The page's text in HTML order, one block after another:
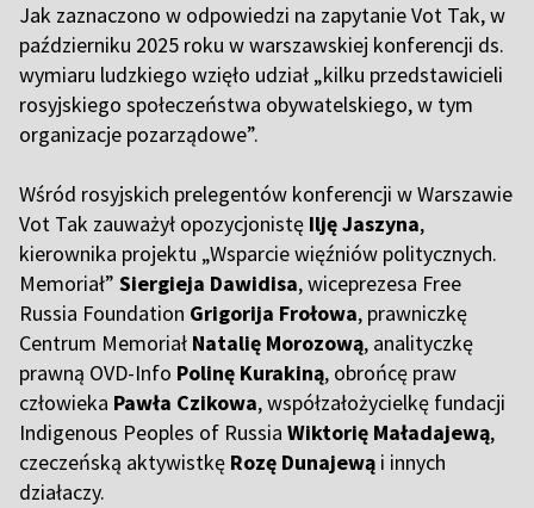
Jak zaznaczono w odpowiedzi na zapytanie Vot Tak, w
październiku 2025 roku w warszawskiej konferencji ds.
wymiaru ludzkiego wzięło udział „kilku przedstawicieli
rosyjskiego społeczeństwa obywatelskiego, w tym
organizacje pozarządowe”.
Wśród rosyjskich prelegentów konferencji w Warszawie
Vot Tak zauważył opozycjonistę Ilję Jaszyna,
kierownika projektu „Wsparcie więźniów politycznych.
Memoriał” Siergieja Dawidisa, wiceprezesa Free
Russia Foundation Grigorija Frołowa, prawniczkę
Centrum Memoriał Natalię Morozową, analityczkę
prawną OVD-Info Polinę Kurakiną, obrońcę praw
człowieka Pawła Czikowa, współzałożycielkę fundacji
Indigenous Peoples of Russia Wiktorię Maładajewą,
czeczeńską aktywistkę Rozę Dunajewą i innych
działaczy.